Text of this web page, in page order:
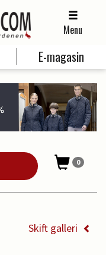
Menu
E-magasin
0
Skift galleri